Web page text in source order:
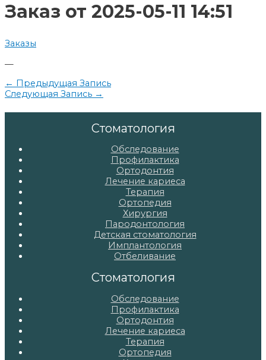
Заказ от 2025-05-11 14:51
Заказы
—
Навигация
по
← Предыдущая Запись
Следующая Запись →
Стоматология
Обследование
Профилактика
Ортодонтия
Лечение кариеса
Терапия
Ортопедия
Хирургия
Пародонтология
Детская стоматология
Имплантология
Отбеливание
Стоматология
Обследование
Профилактика
Ортодонтия
Лечение кариеса
Терапия
Ортопедия